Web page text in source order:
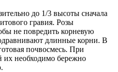
до 1/3 высоты сначала
гравия. Розы
не повредить корневую
длинные корни. В
почвосмесь. При
их необходимо бережно